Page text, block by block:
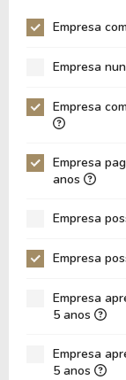
ROE
ROIC
ROA
Dívida Líquida
Dívida Líquida
Patrimônio /
Passivos /
CAGR
CAGR Lucros
Empresa
Empresa
Empresa
Empresa
anos
Empresa
Empresa
Empresa
5 anos
Empresa
5 anos